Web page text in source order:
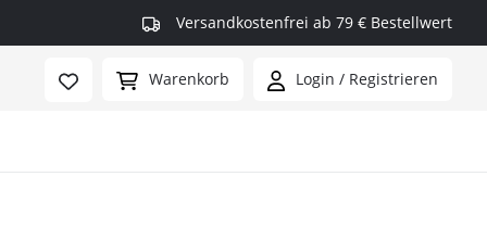
Versandkostenfrei ab 79 € Bestellwert
Warenkorb Login / Registrieren